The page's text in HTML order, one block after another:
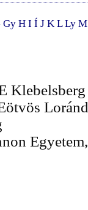
Gy H I Í J K L Ly M